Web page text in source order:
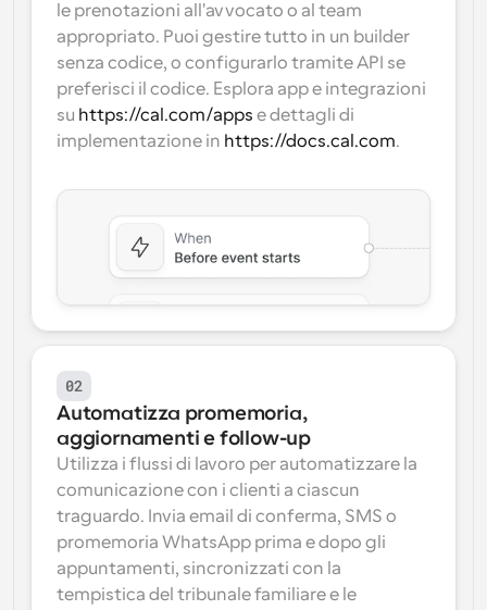
le prenotazioni all'avvocato o al team
appropriato. Puoi gestire tutto in un builder
senza codice, o configurarlo tramite API se
preferisci il codice. Esplora app e integrazioni
su https://cal.com/apps e dettagli di
implementazione in https://docs.cal.com.
02
Automatizza promemoria,
aggiornamenti e follow-up
Utilizza i flussi di lavoro per automatizzare la
comunicazione con i clienti a ciascun
traguardo. Invia email di conferma, SMS o
promemoria WhatsApp prima e dopo gli
appuntamenti, sincronizzati con la
tempistica del tribunale familiare e le